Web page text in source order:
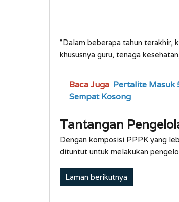
“Dalam beberapa tahun terakhir,
khususnya guru, tenaga
Baca Juga Pertalite Masuk
Sempat Kosong
Tantangan
Dengan komposisi PPPK yang
dituntut untuk melakukan
Laman berikutnya